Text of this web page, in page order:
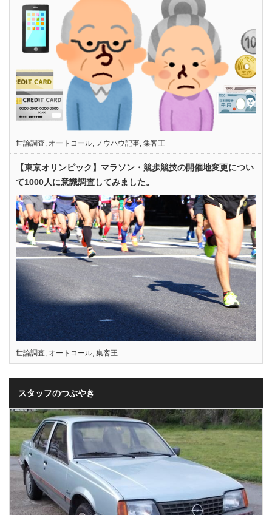
世論調査, オートコール, ノウハウ記事, 集客王
【東京オリンピック】マラソン・競歩競技の開催地変更につい
て1000人に意識調査してみました。
世論調査, オートコール, 集客王
スタッフのつぶやき